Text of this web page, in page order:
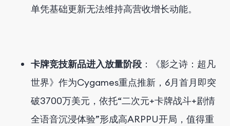
单凭基础更新无法维持高营收增长动能。
卡牌竞技新品进入放量阶段 ：《影之诗：超凡
世界》作为Cygames重点推新，6月首月即突
破3700万美元，依托“二次元+卡牌战斗+剧情
全语音沉浸体验”形成高ARPPU开局，值得重